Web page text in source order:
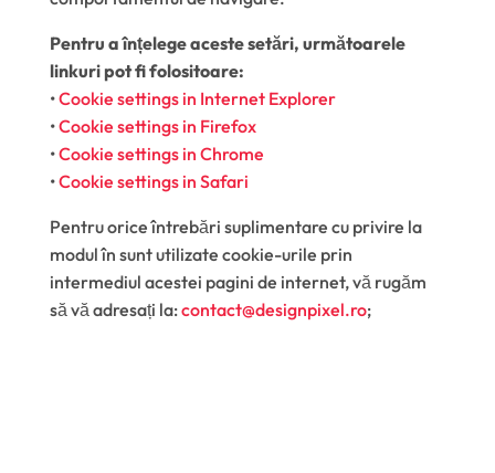
Pentru a înțelege aceste setări, următoarele
linkuri pot fi folositoare:
•Cookie settings in Internet Explorer
•Cookie settings in Firefox
•Cookie settings in Chrome
•Cookie settings in Safari
Pentru orice întrebări suplimentare cu privire la
modul în sunt utilizate cookie-urile prin
intermediul acestei pagini de internet, vă rugăm
să vă adresați la:contact@designpixel.ro;